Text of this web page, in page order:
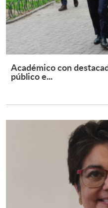
Académico con
público e...